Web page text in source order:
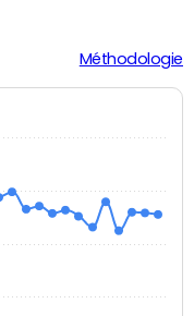
Méthodologie